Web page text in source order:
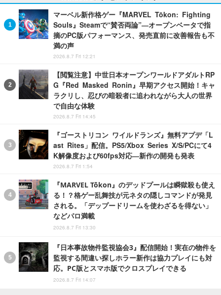
マーベル新作格ゲー『MARVEL Tōkon: Fighting
Souls』Steamで“賛否両論”―オープンベータで指
摘のPC版パフォーマンス、発売直前に改善報告も不
満の声
2026.8.7 Fri 12:21
【閲覧注意】中世日本オープンワールドアダルトRP
G『Red Masked Ronin』早期アクセス開始！キャ
ラクリし、忍びの暗殺者に追われながら大人の世界
で自由な体験
2026.8.7 Fri 14:45
『ゴーストリコン ワイルドランズ』無料アプデ「L
ast Rites」配信。PS5/Xbox Series X/S/PCにて4
K解像度および60fps対応―新作の開発も発表
2026.8.7 Fri 1:54
『MARVEL Tōkon』のデッドプールは瞬獄殺も使え
る！？格ゲー乱舞技が元ネタの隠しコマンドが発見
される。「デップードリームを使わざるを得ない」
などパロ満載
2026.8.7 Fri 13:30
『日本事故物件監視協会3』配信開始！実在の物件を
監視する間違い探しホラー新作は協力プレイにも対
応。PC版とスマホ版でクロスプレイできる
2026.8.7 Fri 14:07